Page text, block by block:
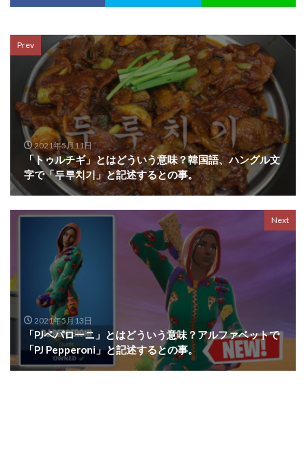
Prev
2021年5月11日
「トゥルチギ」とはどういう意味？韓国語、ハングル文
字で「두루치기」と記述するとの事。
Next
2021年5月13日
「PJペパローニ」とはどういう意味？アルファベットで
「PJ Pepperoni」と記述するとの事。